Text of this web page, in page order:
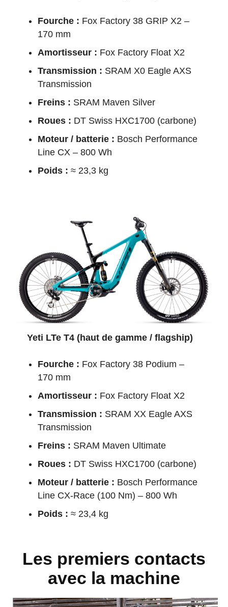
Fourche : Fox Factory 38 GRIP X2 –
170 mm
Amortisseur : Fox Factory Float X2
Transmission : SRAM X0 Eagle AXS
Transmission
Freins : SRAM Maven Silver
Roues : DT Swiss HXC1700 (carbone)
Moteur / batterie : Bosch Performance
Line CX – 800 Wh
Poids : ≈ 23,3 kg
Yeti LTe T4 (haut de gamme / flagship)
Fourche : Fox Factory 38 Podium –
170 mm
Amortisseur : Fox Factory Float X2
Transmission : SRAM XX Eagle AXS
Transmission
Freins : SRAM Maven Ultimate
Roues : DT Swiss HXC1700 (carbone)
Moteur / batterie : Bosch Performance
Line CX-Race (100 Nm) – 800 Wh
Poids : ≈ 23,4 kg
Les premiers contacts
avec la machine